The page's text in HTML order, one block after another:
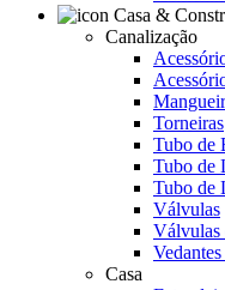
Canalização
Torneiras
Tubo de
Tubo de
Tubo de
Válvulas
Válvulas
Casa